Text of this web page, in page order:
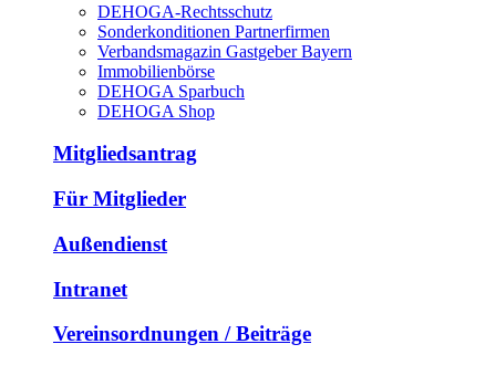
DEHOGA-Rechtsschutz
Sonderkonditionen Partnerfirmen
Verbandsmagazin Gastgeber Bayern
Immobilienbörse
DEHOGA Sparbuch
DEHOGA Shop
Mitgliedsantrag
Für Mitglieder
Außendienst
Intranet
Vereinsordnungen / Beiträge